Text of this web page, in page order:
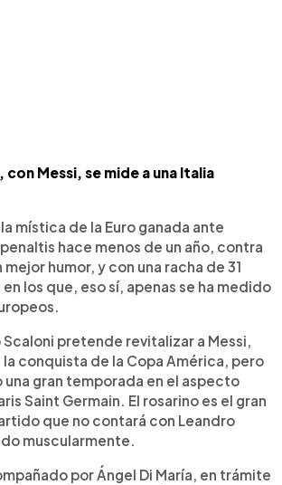
con Messi, se mide a una Italia
mística de la Euro ganada ante
hace menos de un año, contra
humor, y con una racha de 31
los que, eso sí, apenas se ha medido
Scaloni pretende revitalizar a Messi,
la conquista de la Copa América, pero
una gran temporada en el aspecto
Saint Germain. El rosarino es el gran
que no contará con Leandro
muscularmente.
por Ángel Di María, en trámite